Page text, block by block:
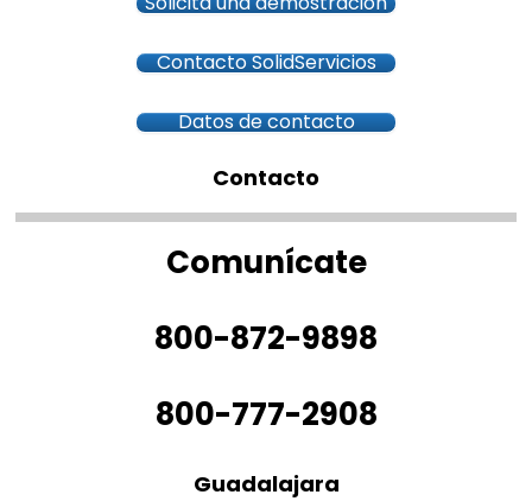
Contacto SolidServicios
Datos de contacto
Contacto
Comunícate
800-872-9898
800-777-2908
Guadalajara